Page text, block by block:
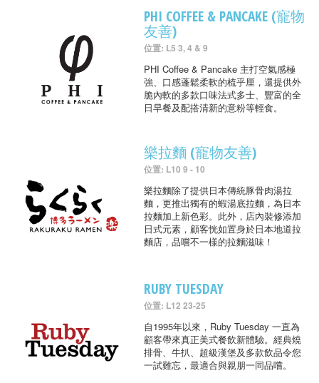
PHI COFFEE & PANCAKE (寵物
友善)
位置: L5 3, 4 & 9
PHI Coffee & Pancake 主打空氣感極
強、口感蓬鬆柔軟的梳乎厘，還提供外
脆內軟的多款口味法式多士、豐富的全
日早餐及配搭清新的意粉等輕食。
樂拉麵 (寵物友善)
位置: L10 9 - 10
樂拉麵除了提供日本傳統豚骨肉湯拉
麵，更推出獨有的蝦湯底拉麵，為日本
拉麵加上新色彩。此外，店內裝修添加
日式元素，顧客恍如置身於日本地道拉
麵店，品嚐不一樣的拉麵滋味！
RUBY TUESDAY
位置: L12 23-25
自1995年以來，Ruby Tuesday 一直為
顧客帶來真正美式餐飲新體驗。經典燒
排骨、牛扒、超級漢堡及多款飲品令您
一試難忘，最適合與親朋一同品嚐。